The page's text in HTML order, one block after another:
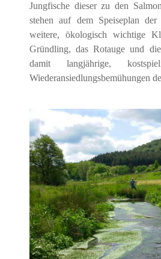
Jungfische dieser zu den
stehen auf dem Speiseplan der
weitere, ökologisch wichtige
Gründling, das Rotauge und
damit langjährige,
Wiederansiedlungsbemühungen